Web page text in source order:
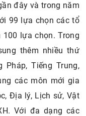
đây và trong năm
99 lựa chọn các tổ
lựa chọn. Trong
thêm nhiều thứ
Tiếng Trung,
các môn mới gia
Địa lý, Lịch sử, Vật
Với đa dạng các